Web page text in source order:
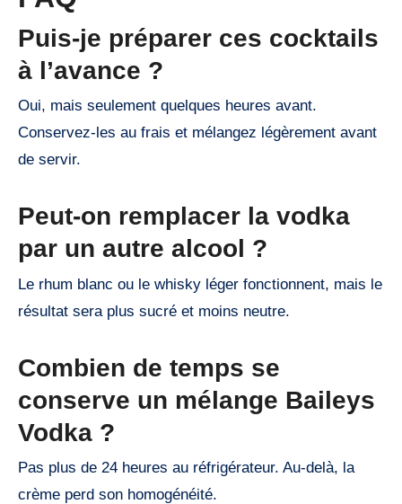
Puis-je préparer ces cocktails
à l’avance ?
Oui, mais seulement quelques heures avant.
Conservez-les au frais et mélangez légèrement avant
de servir.
Peut-on remplacer la vodka
par un autre alcool ?
Le rhum blanc ou le whisky léger fonctionnent, mais le
résultat sera plus sucré et moins neutre.
Combien de temps se
conserve un mélange Baileys
Vodka ?
Pas plus de 24 heures au réfrigérateur. Au-delà, la
crème perd son homogénéité.